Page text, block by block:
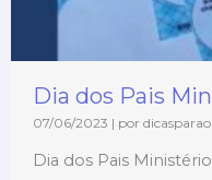
Dia dos Pais
07/06/2023 | por
Dia dos Pais